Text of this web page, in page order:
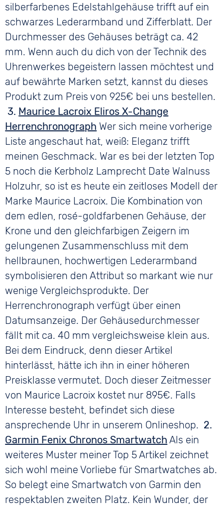
silberfarbenes Edelstahlgehäuse trifft auf ein
schwarzes Lederarmband und Zifferblatt. Der
Durchmesser des Gehäuses beträgt ca. 42
mm. Wenn auch du dich von der Technik des
Uhrenwerkes begeistern lassen möchtest und
auf bewährte Marken setzt, kannst du dieses
Produkt zum Preis von 925€ bei uns bestellen.
3. Maurice Lacroix Eliros X-Change
Herrenchronograph Wer sich meine vorherige
Liste angeschaut hat, weiß: Eleganz trifft
meinen Geschmack. War es bei der letzten Top
5 noch die Kerbholz Lamprecht Date Walnuss
Holzuhr, so ist es heute ein zeitloses Modell der
Marke Maurice Lacroix. Die Kombination von
dem edlen, rosé-goldfarbenen Gehäuse, der
Krone und den gleichfarbigen Zeigern im
gelungenen Zusammenschluss mit dem
hellbraunen, hochwertigen Lederarmband
symbolisieren den Attribut so markant wie nur
wenige Vergleichsprodukte. Der
Herrenchronograph verfügt über einen
Datumsanzeige. Der Gehäusedurchmesser
fällt mit ca. 40 mm vergleichsweise klein aus.
Bei dem Eindruck, denn dieser Artikel
hinterlässt, hätte ich ihn in einer höheren
Preisklasse vermutet. Doch dieser Zeitmesser
von Maurice Lacroix kostet nur 895€. Falls
Interesse besteht, befindet sich diese
ansprechende Uhr in unserem Onlineshop. 2.
Garmin Fenix Chronos Smartwatch Als ein
weiteres Muster meiner Top 5 Artikel zeichnet
sich wohl meine Vorliebe für Smartwatches ab.
So belegt eine Smartwatch von Garmin den
respektablen zweiten Platz. Kein Wunder, der